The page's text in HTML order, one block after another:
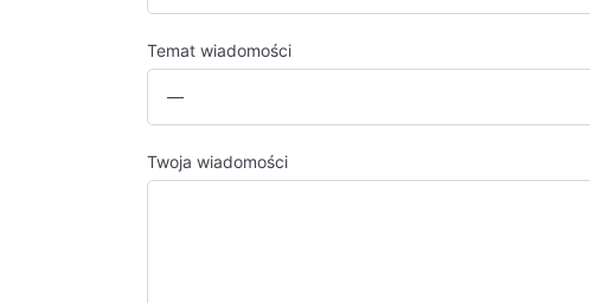
Temat wiadomości
Twoja wiadomości